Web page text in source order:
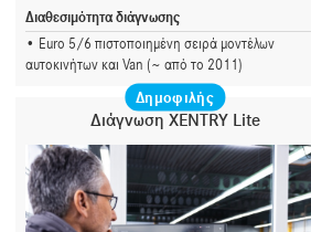
Διαθεσιμότητα διάγνωσης
Euro 5/6 πιστοποιημένη σειρά μοντέλων
αυτοκινήτων και Van (~ από το 2011)
Δημοφιλής
Διάγνωση XENTRY Lite